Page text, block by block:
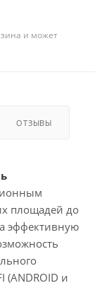
и может
ОТЗЫВЫ
площадей до
эффективную
(ANDROID и